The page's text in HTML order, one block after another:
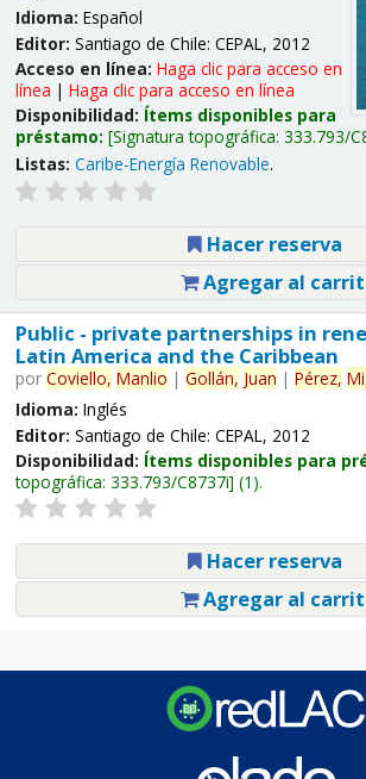
Idioma: Español
Editor: Santiago de Chile: CEPAL, 2012
Acceso en línea: Haga clic para acceso en
línea | Haga clic para acceso en línea
Disponibilidad: Ítems disponibles para
préstamo: Signatura topográfica: 333.793/
Listas: Caribe-Energía Renovable.
Hacer reserva
Agregar al
Public - private partnerships in
Latin America and the Caribbean
por Coviello, Manlio | Gollán, Juan | Pérez,
Idioma: Inglés
Editor: Santiago de Chile: CEPAL, 2012
Disponibilidad: Ítems disponibles para
topográfica: 333.793/C8737i (1).
Hacer reserva
Agregar al